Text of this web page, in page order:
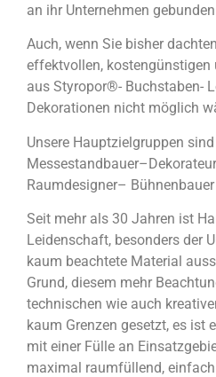
an ihr Unternehmen
Auch, wenn Sie bisher
effektvollen, kostengünstigen
aus Styropor®- Buchstaben-
Dekorationen nicht möglich
Unsere Hauptzielgruppen
Raumdesigner–
Seit mehr als 30 Jahren ist
Leidenschaft, besonders der
kaum beachtete Material
Grund, diesem mehr
technischen wie auch
kaum Grenzen gesetzt, es ist
mit einer Fülle an
maximal raumfüllend,